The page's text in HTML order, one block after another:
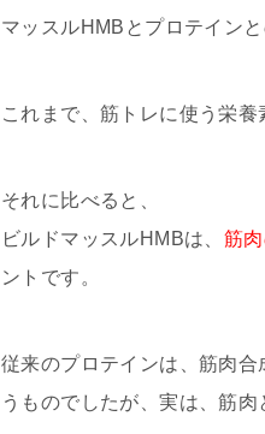
マッスルHMBとプロテイン
これまで、筋トレに使う栄養
それに比べると、
ビルドマッスルHMBは、 筋
ントです。
従来のプロテインは、筋肉
うものでしたが、実は、筋